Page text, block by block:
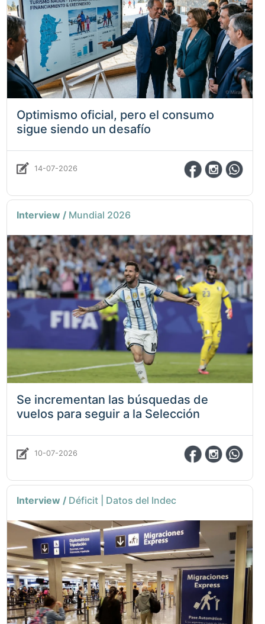
Optimismo oficial, pero el consumo
sigue siendo un desafío
14-07-2026
Interview / Mundial 2026
Se incrementan las búsquedas de
vuelos para seguir a la Selección
10-07-2026
Interview / Déficit | Datos del Indec